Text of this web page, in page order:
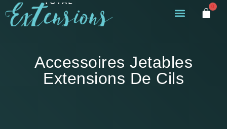
0
Accessoires Jetables
Extensions De Cils